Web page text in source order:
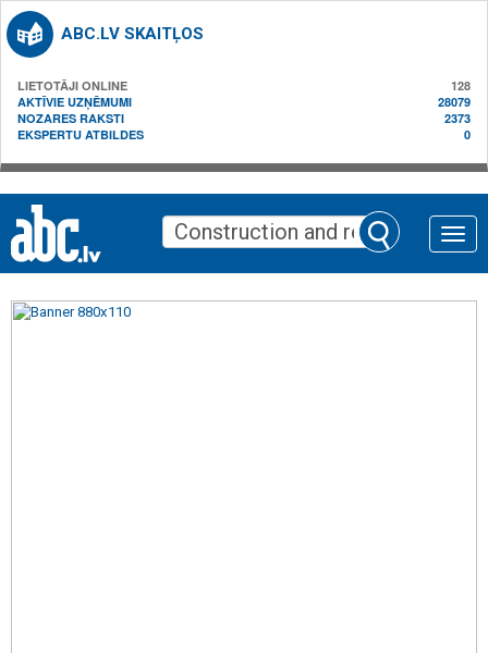
ABC.LV SKAITĻOS
LIETOTĀJI ONLINE
128
AKTĪVIE UZŅĒMUMI
28079
NOZARES RAKSTI
2373
EKSPERTU ATBILDES
0
Toggle